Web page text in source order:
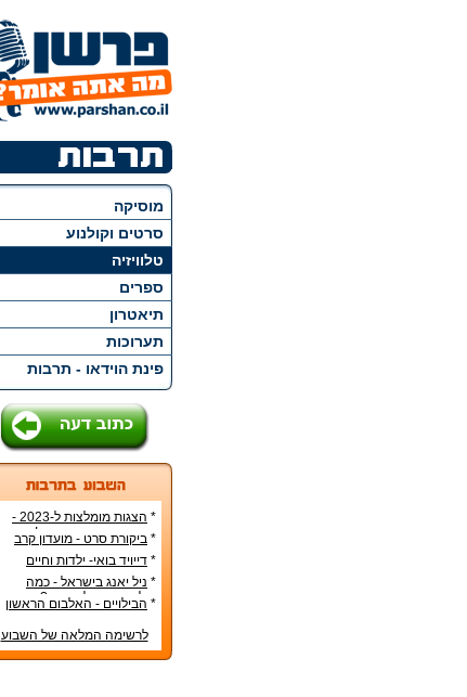
מוסיקה
סרטים וקולנוע
טלוויזיה
ספרים
תיאטרון
תערוכות
פינת הוידאו - תרבות
*
הצגות מומלצות ל-2023 -
הרשימה הטובה ביותר!
* ביקורת סרט - מועדון קרב
* דייויד בואי- ילדות וחיים
אישיים
* ניל יאנג בישראל - כמה
עולה כרטיס להופעה?
* הבילויים - האלבום הראשון
לרשימה המלאה של השבוע